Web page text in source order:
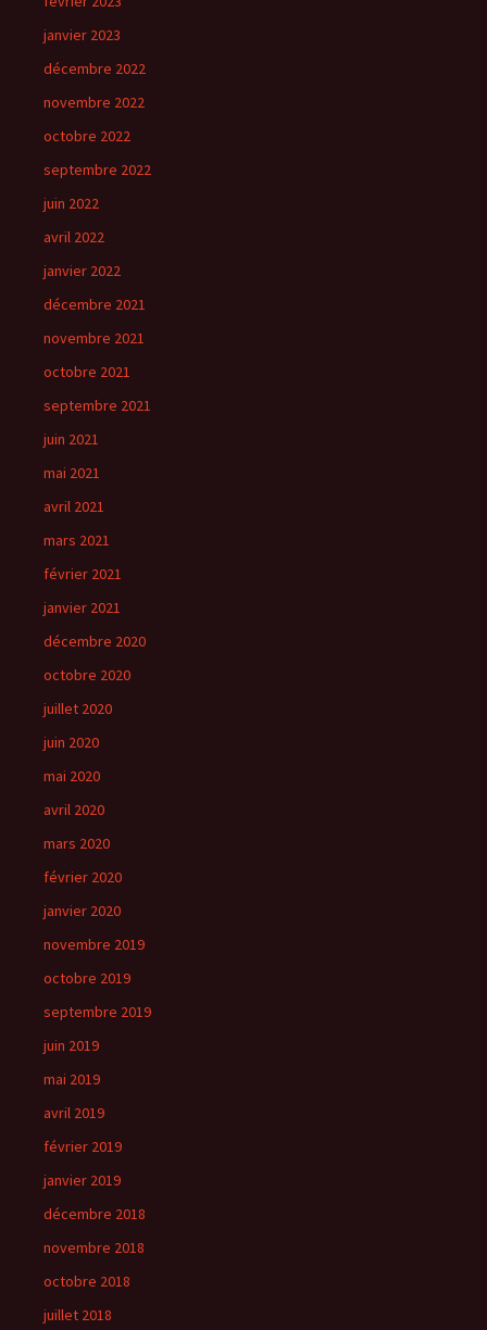
janvier 2023
décembre 2022
novembre 2022
octobre 2022
septembre 2022
juin 2022
avril 2022
janvier 2022
décembre 2021
novembre 2021
octobre 2021
septembre 2021
juin 2021
mai 2021
avril 2021
mars 2021
février 2021
janvier 2021
décembre 2020
octobre 2020
juillet 2020
juin 2020
mai 2020
avril 2020
mars 2020
février 2020
janvier 2020
novembre 2019
octobre 2019
septembre 2019
juin 2019
mai 2019
avril 2019
février 2019
janvier 2019
décembre 2018
novembre 2018
octobre 2018
juillet 2018